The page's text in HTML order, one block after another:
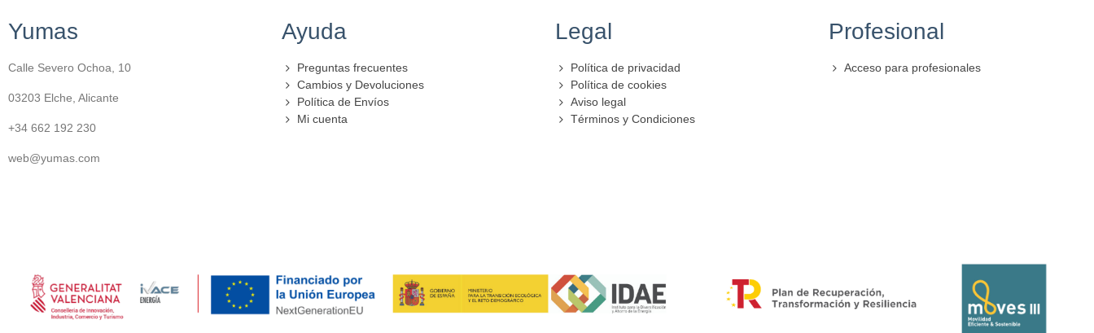
Yumas
Calle Severo Ochoa, 10
03203 Elche, Alicante
+34 662 192 230
web@yumas.com
Ayuda
Preguntas frecuentes
Cambios y Devoluciones
Política de Envíos
Mi cuenta
Legal
Política de privacidad
Política de cookies
Aviso legal
Términos y Condiciones
Profesional
Acceso para profesionales